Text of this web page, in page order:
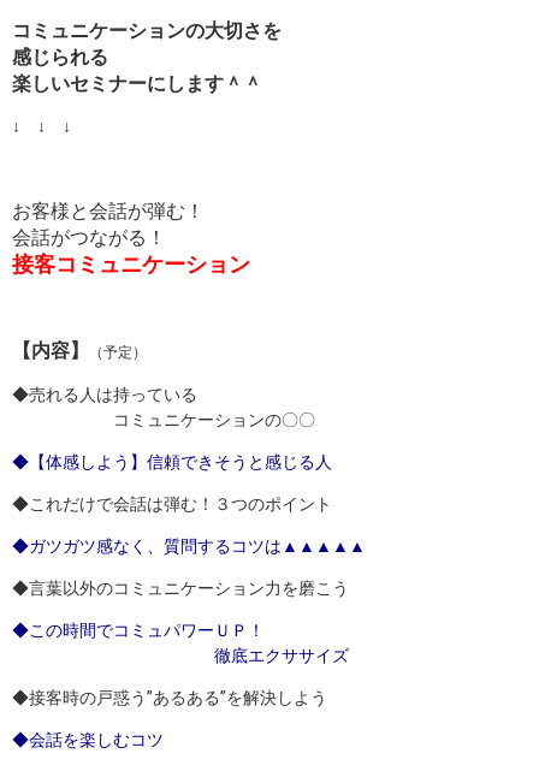
コミュニケーションの大切さを
感じられる
楽しいセミナーにします＾＾
↓ ↓ ↓
お客様と会話が弾む！
会話がつながる！
接客コミュニケーション
【内容】 （予定）
◆売れる人は持っている
コミュニケーションの〇〇
◆【体感しよう】信頼できそうと感じる人
◆これだけで会話は弾む！３つのポイント
◆ガツガツ感なく、質問するコツは▲▲▲▲▲
◆言葉以外のコミュニケーション力を磨こう
◆この時間でコミュパワーＵＰ！
徹底エクササイズ
◆接客時の戸惑う”あるある”を解決しよう
◆会話を楽しむコツ